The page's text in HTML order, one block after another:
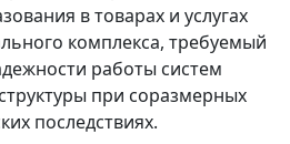
в товарах и услугах
комплекса, требуемый
работы систем
при соразмерных
последствиях.